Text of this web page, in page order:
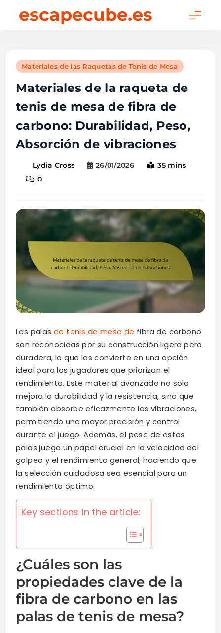
escapecube.es
Materiales de las Raquetas de Tenis de Mesa
Materiales de la raqueta de
tenis de mesa de fibra de
carbono: Durabilidad, Peso,
Absorción de vibraciones
Lydia Cross 26/01/2026
35 mins
0
Las palasde tenis de mesa de fibra de carbono
son reconocidas por su construcción ligera pero
duradera, lo que las convierte en una opción
ideal para los jugadores que priorizan el
rendimiento. Este material avanzado no solo
mejora la durabilidad y la resistencia, sino que
también absorbe eficazmente las vibraciones,
permitiendo una mayor precisión y control
durante el juego. Además, el peso de estas
palas juega un papel crucial en la velocidad del
golpeo y el rendimiento general, haciendo que
la selección cuidadosa sea esencial para un
rendimiento óptimo.
Key sections in the article:
¿Cuáles son las
propiedades clave de la
fibra de carbono en las
palas de tenis de mesa?